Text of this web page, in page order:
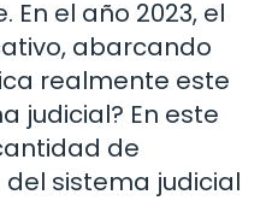
el año 2023, el
abarcando
realmente este
judicial? En este
de
sistema judicial